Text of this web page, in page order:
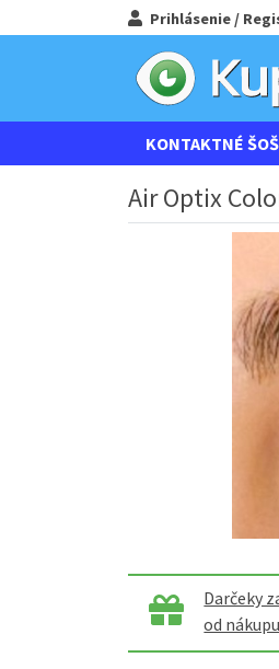
Prihlásenie /
KONTAKTNÉ
Air Optix
Darčeky
od